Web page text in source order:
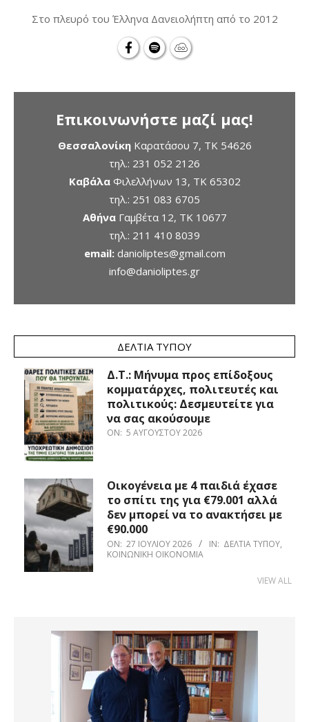
Στο πλευρό του Έλληνα Δανειολήπτη από το 2012
Επικοινωνήστε μαζί μας!
ΘεσσαλονίκηΚαρατάσου 7, TK 54626
τηλ.: 231 052 2126
ΚαβάλαΦιλελλήνων 13, ΤΚ 65302
τηλ.: 251 083 6705
ΑθήναΓαμβέτα 12, ΤΚ 10677
τηλ.: 211 410 8039
email: danioliptes@gmail.com
info@danioliptes.gr
ΔΕΛΤΊΑ ΤΎΠΟΥ
Δ.Τ.: Μήνυμα προς επίδοξους
κομματάρχες, πολιτευτές και
πολιτικούς: Δεσμευτείτε για
να σας ακούσουμε
ON: 5 ΑΥΓΟΎΣΤΟΥ 2026
Οικογένεια με 4 παιδιά έχασε
το σπίτι της για €79.001 αλλά
δεν μπορεί να το ανακτήσει με
€90.000
ON: 27 ΙΟΥΛΊΟΥ 2026 IN: ΔΕΛΤΊΑ ΤΎΠΟΥ,
ΚΟΙΝΩΝΙΚΉ ΟΙΚΟΝΟΜΊΑ
VIEW ALL